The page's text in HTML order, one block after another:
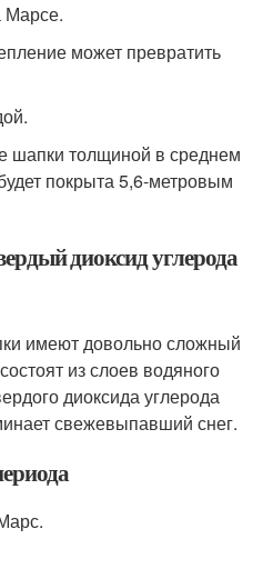
Марсе.
может превратить
шапки толщиной в среднем
покрыта 5,6-метровым
диоксид углерода
имеют довольно сложный
из слоев водяного
диоксида углерода
свежевыпавший снег.